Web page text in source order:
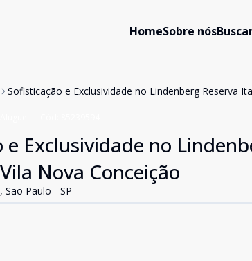
HomeSobre nós
Sofisticação e Exclusividade no Lindenberg Reserva
e Exclusividade no
Nova Conceição
São Paulo - SP